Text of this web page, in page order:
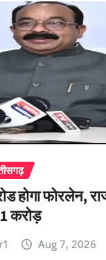
होगा फोरलेन,
करोड़
Aug 7, 2026